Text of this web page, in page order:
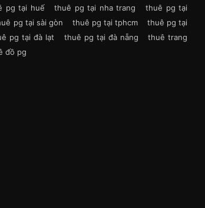
pg tại huế thuê pg tại nha trang
thuê pg tại
pg tại sài gòn thuê pg tại tphcm
thuê pg tại
pg tại đà lạt thuê pg tại đà nẵng
thuê trang
đồ pg